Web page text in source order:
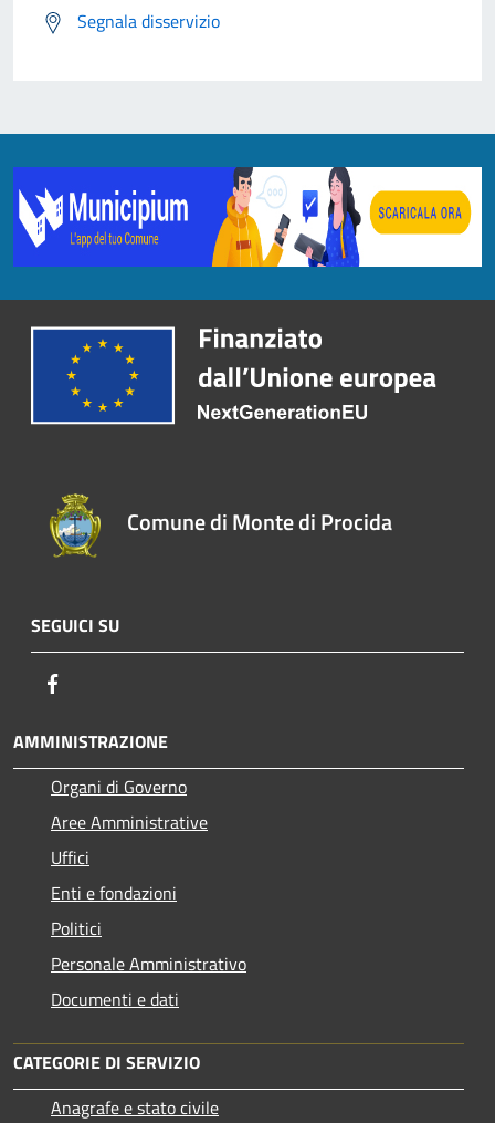
Segnala disservizio
Comune di Monte di Procida
SEGUICI SU
AMMINISTRAZIONE
Organi di Governo
Aree Amministrative
Uffici
Enti e fondazioni
Politici
Personale Amministrativo
Documenti e dati
CATEGORIE DI SERVIZIO
Anagrafe e stato civile